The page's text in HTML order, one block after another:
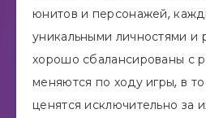
юнитов и персонажей,
уникальными личностями и
хорошо сбалансированы с
меняются по ходу игры, в
ценятся исключительно за